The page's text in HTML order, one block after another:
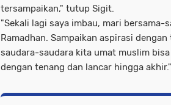
tersampaikan," tutup Sigit.
"Sekali lagi saya imbau, mari bersama-
Ramadhan. Sampaikan aspirasi
saudara-saudara kita umat muslim
dengan tenang dan lancar hingga akhir."